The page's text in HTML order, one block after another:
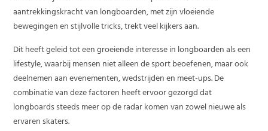
aantrekkingskracht van longboarden, met zijn vloeiende
bewegingen en stijlvolle tricks, trekt veel kijkers aan.
Dit heeft geleid tot een groeiende interesse in longboarden als een
lifestyle, waarbij mensen niet alleen de sport beoefenen, maar ook
deelnemen aan evenementen, wedstrijden en meet-ups. De
combinatie van deze factoren heeft ervoor gezorgd dat
longboards steeds meer op de radar komen van zowel nieuwe als
ervaren skaters.